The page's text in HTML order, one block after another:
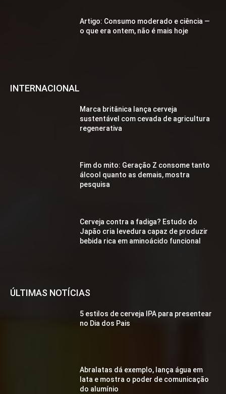
Artigo: Consumo moderado e ciência —
o que era ontem, não é mais hoje
INTERNACIONAL
Marca britânica lança cerveja
sustentável com cevada de agricultura
regenerativa
Fim do mito: Geração Z consome tanto
álcool quanto as demais, mostra
pesquisa
Cerveja contra a fadiga? Estudo do
Japão cria levedura capaz de produzir
bebida rica em aminoácido funcional
ÚLTIMAS NOTÍCIAS
5 estilos de cerveja IPA para presentear
no Dia dos Pais
Abralatas dá exemplo, lança água em
lata e mostra o poder de comunicação
do alumínio